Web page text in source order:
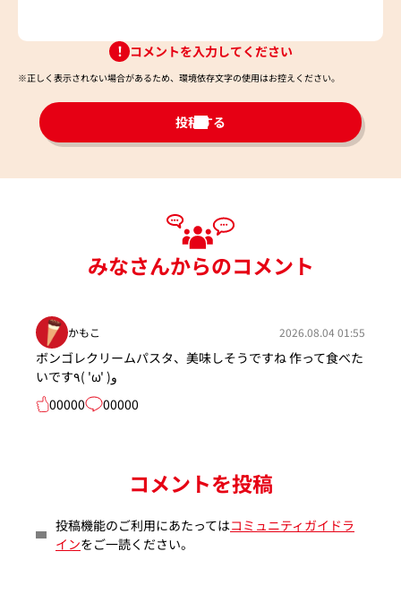
コメントを入力してください
※正しく表示されない場合があるため、環境依存文字の使用はお控えください。​
投稿する
みなさんからのコメント
かもこ 2026.08.04 01:55
ボンゴレクリームパスタ、美味しそうですね 作って食べた
いです٩( 'ω' )و
00000
00000
コメントを投稿
投稿機能のご利用にあたってはコミュニティガイドラ
インをご一読ください。